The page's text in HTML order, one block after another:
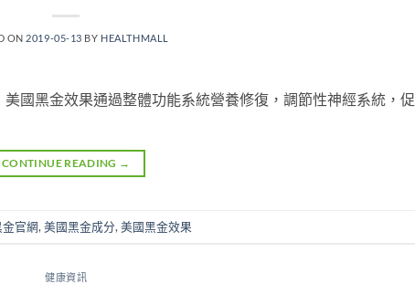
ON 2019-05-13 BY HEALTHMALL
國黑金效果通過整體功能系統營養修復，調節性神經系統，促
CONTINUE READING →
官網, 美國黑金成分, 美國黑金效果
健康資訊